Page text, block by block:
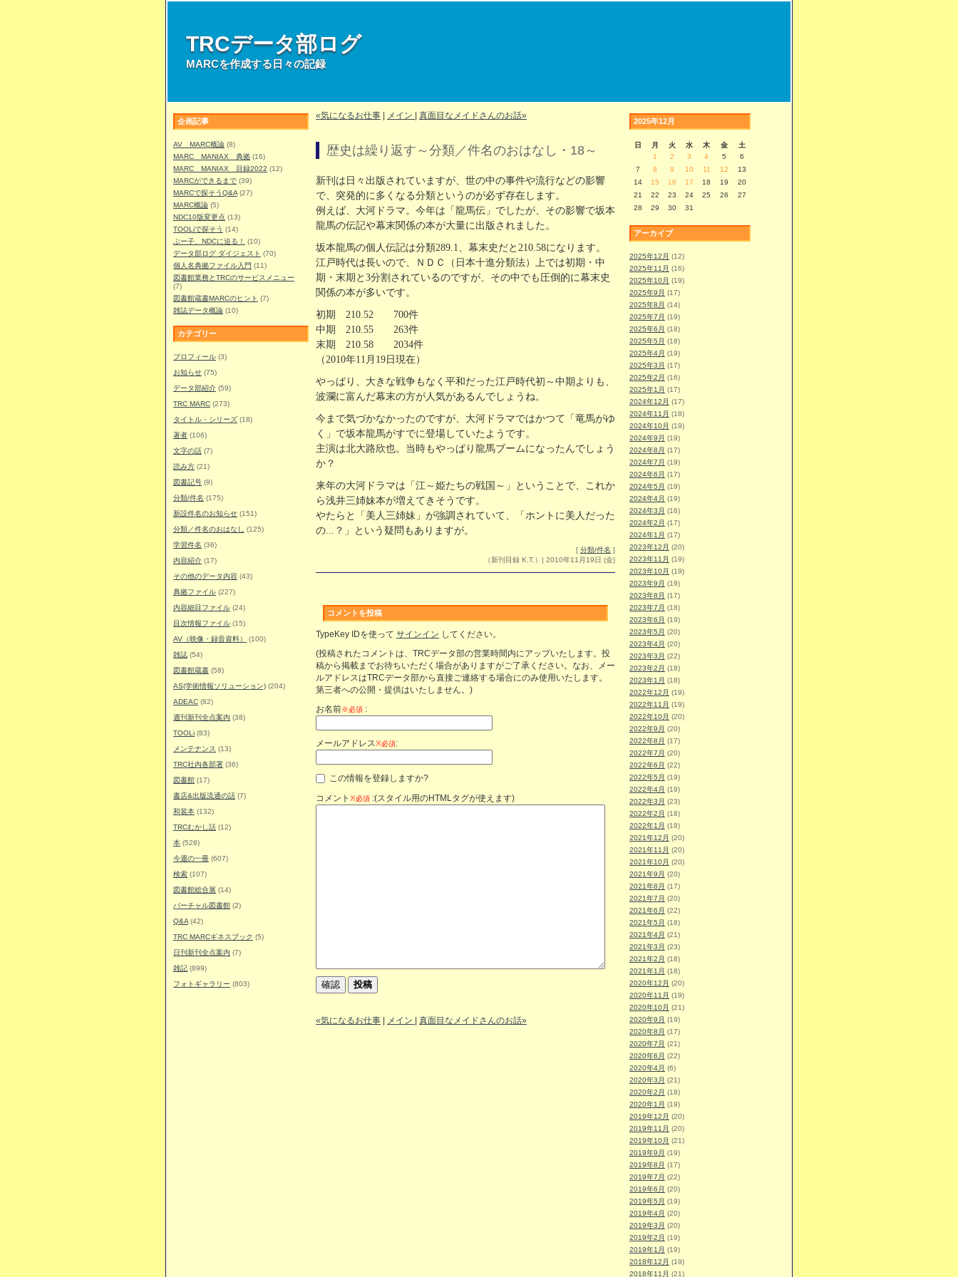
TRCデータ部ログ
MARCを作成する日々の記録
企画記事
AV MARC概論 (8)
MARC MANIAX 典拠 (16)
MARC MANIAX 目録2022 (12)
MARCができるまで (39)
MARCで探そうQ&A (27)
MARC概論 (5)
NDC10版変更点 (13)
TOOLiで探そう (14)
ぶー子、NDCに迫る！
(10)
データ部ログ ダイジェスト (70)
個人名典拠ファイル入門 (11)
図書館業務とTRCのサービスメニュー
(7)
図書館蔵書MARCのヒント (7)
雑誌データ概論 (10)
カテゴリー
プロフィール (3)
お知らせ (75)
データ部紹介 (59)
TRC MARC (273)
タイトル・シリーズ (18)
著者 (106)
文字の話 (7)
読み方 (21)
図書記号 (9)
分類/件名 (175)
新設件名のお知らせ (151)
分類／件名のおはなし
(125)
学習件名 (36)
内容紹介 (17)
その他のデータ内容 (43)
典拠ファイル (227)
内容細目ファイル (24)
目次情報ファイル (15)
AV（映像・録音資料）
(100)
雑誌 (54)
図書館蔵書 (58)
AS(学術情報ソリューション) (204)
ADEAC (82)
週刊新刊全点案内 (38)
TOOLi (83)
メンテナンス (13)
TRC社内各部署 (36)
図書館 (17)
書店&出版流通の話 (7)
和装本 (132)
TRCむかし話 (12)
本 (528)
今週の一冊 (607)
検索 (107)
図書館総合展 (14)
バーチャル図書館 (2)
Q&A (42)
TRC MARCギネスブック (5)
日刊新刊全点案内 (7)
雑記 (899)
フォトギャラリー (803)
«気になるお仕事 メイン 真面目なメイドさんのお話»
歴史は繰り返す～分類／件名のおはなし・18～
新刊は日々出版されていますが、世の中の事件や流行などの影響
で、突発的に多くなる分類というのが必ず存在します。
例えば、大河ドラマ。今年は「龍馬伝」でしたが、その影響で坂本
龍馬の伝記や幕末関係の本が大量に出版されました。
坂本龍馬の個人伝記は分類289.1、幕末史だと210.58になります。
江戸時代は長いので、ＮＤＣ（日本十進分類法）上では初期・中
期・末期と3分割されているのですが、その中でも圧倒的に幕末史
関係の本が多いです。
初期 210.52 700件
中期 210.55 263件
末期 210.58 2034件
（2010年11月19日現在）
やっぱり、大きな戦争もなく平和だった江戸時代初～中期よりも、
波瀾に富んだ幕末の方が人気があるんでしょうね。
今まで気づかなかったのですが、大河ドラマではかつて「竜馬がゆ
く」で坂本龍馬がすでに登場していたようです。
主演は北大路欣也。当時もやっぱり龍馬ブームになったんでしょう
か？
来年の大河ドラマは「江～姫たちの戦国～」ということで、これか
ら浅井三姉妹本が増えてきそうです。
やたらと「美人三姉妹」が強調されていて、「ホントに美人だった
の...？」という疑問もありますが。
[ 分類/件名 ]
（新刊目録 K.T.）| 2010年11月19日 (金)
コメントを投稿
TypeKey IDを使って サインイン してください。
(投稿されたコメントは、TRCデータ部の営業時間内にアップいたします。投
稿から掲載までお待ちいただく場合がありますがご了承ください。なお、メー
ルアドレスはTRCデータ部から直接ご連絡する場合にのみ使用いたします。
第三者への公開・提供はいたしません。)
お名前※必須 :
メールアドレス※必須:
この情報を登録しますか?
コメント ※必須 :(スタイル用のHTMLタグが使えます)
«気になるお仕事 メイン 真面目なメイドさんのお話»
2025年12月
日 月 火 水 木 金
土
1
2 3 4 5
6
7
8 9 10 11 12
13
14
15 16 17 18 19
20
21
22 23 24 25 26
27
28
29 30 31
アーカイブ
2025年12月 (12)
2025年11月 (16)
2025年10月 (19)
2025年9月 (17)
2025年8月 (14)
2025年7月 (19)
2025年6月 (18)
2025年5月 (18)
2025年4月 (19)
2025年3月 (17)
2025年2月 (16)
2025年1月 (17)
2024年12月 (17)
2024年11月 (18)
2024年10月 (19)
2024年9月 (19)
2024年8月 (17)
2024年7月 (19)
2024年6月 (17)
2024年5月 (19)
2024年4月 (19)
2024年3月 (16)
2024年2月 (17)
2024年1月 (17)
2023年12月 (20)
2023年11月 (19)
2023年10月 (19)
2023年9月 (19)
2023年8月 (17)
2023年7月 (18)
2023年6月 (19)
2023年5月 (20)
2023年4月 (20)
2023年3月 (22)
2023年2月 (18)
2023年1月 (18)
2022年12月 (19)
2022年11月 (19)
2022年10月 (20)
2022年9月 (20)
2022年8月 (17)
2022年7月 (20)
2022年6月 (22)
2022年5月 (19)
2022年4月 (19)
2022年3月 (23)
2022年2月 (18)
2022年1月 (18)
2021年12月 (20)
2021年11月 (20)
2021年10月 (20)
2021年9月 (20)
2021年8月 (17)
2021年7月 (20)
2021年6月 (22)
2021年5月 (18)
2021年4月 (21)
2021年3月 (23)
2021年2月 (18)
2021年1月 (18)
2020年12月 (20)
2020年11月 (19)
2020年10月 (21)
2020年9月 (19)
2020年8月 (17)
2020年7月 (21)
2020年6月 (22)
2020年4月 (6)
2020年3月 (21)
2020年2月 (18)
2020年1月 (19)
2019年12月 (20)
2019年11月 (20)
2019年10月 (21)
2019年9月 (19)
2019年8月 (17)
2019年7月 (22)
2019年6月 (20)
2019年5月 (19)
2019年4月 (20)
2019年3月 (20)
2019年2月 (19)
2019年1月 (19)
2018年12月 (19)
2018年11月 (21)